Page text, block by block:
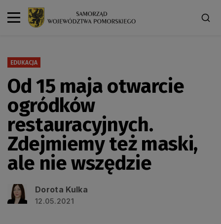
EDUKACJA
Od 15 maja otwarcie
ogródków
restauracyjnych.
Zdejmiemy też maski,
ale nie wszędzie
Dorota Kulka
12.05.2021